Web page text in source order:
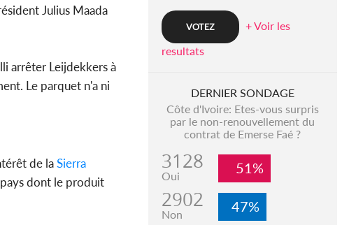
Julius Maada
arrêter Leijdekkers à
Le parquet n'a ni
de laSierra
dont le produit
+ Voir les
resultats
DERNIER SONDAGE
Côte d'Ivoire: Etes-vous surpris
par le non-renouvellement du
contrat de Emerse Faé ?
3128
Oui 51%
2902
Non 47%